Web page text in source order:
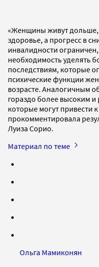
«Женщины живут дольше,
здоровье, а прогресс в
инвалидности
необходимость уделять
последствиям, которые
психические функции
возрасте. Аналогичным
гораздо более высоким
которые могут привести
прокомментировала
Луиза Сорио.
Материал по теме
Ольга Мамиконян